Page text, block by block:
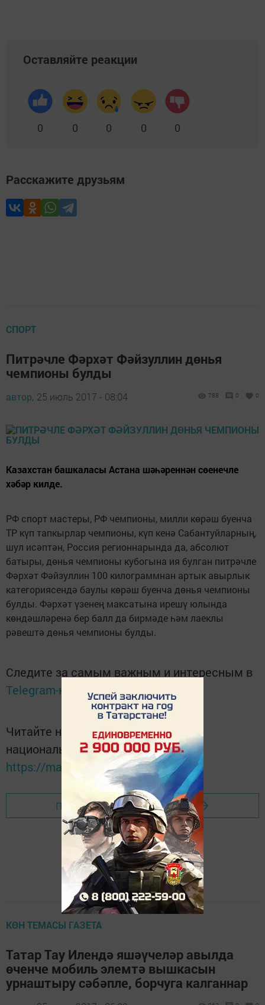
Оставляйте реакции
0 0 0 0 0
Расскажите друзьям
СПОРТ
Питрәчле Фәрхәт Фәйзуллин дөнья
чемпионы булды
автор, 25 июль 2017 - 08:04 788 0 0
Казахстан башкаласы Астана шәһәреннән сөенечле
хәбәр килде.
РФ спорт мастеры, РФ чемпионы, милли көрәш буенча
ТР күп тапкырлар чемпионы, күп кенә Сабантуйларның,
шул исәптән, Россия регионнарында да, абсолют
батыры, дөнья чемпионы кубогына ия булган питрәчле
Фәрхәт Фәйзуллин 100 килограммнан артык авырлык
категориясендә баулы көрәш буенча дөнья чемпионы
булды. Фәрхәт үзенең максатына ирешү юлында
көндәшләренә бер балл да бирмәде һәм лаеклы
рәвештә дөнья чемпионы булды.
Следите за самым важным и интересным в
Telegram-каналеТатмедиа
Читайте новости Татарстана в
национальном мессенджере MАХ:
https://max.ru/tatmedia
Перейти на страницу новости
КӨН ТЕМАСЫ ГАЗЕТА
Татар Тау Илендә яшәүчеләр авылда
өченче мобиль элемтә вышкасын
урнаштыру сәбәпле, борчуга калганнар